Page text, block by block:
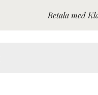
Betala med